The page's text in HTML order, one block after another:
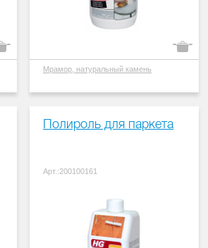
Мрамор, натуральный камень
Полироль для паркета
Арт.:200100161